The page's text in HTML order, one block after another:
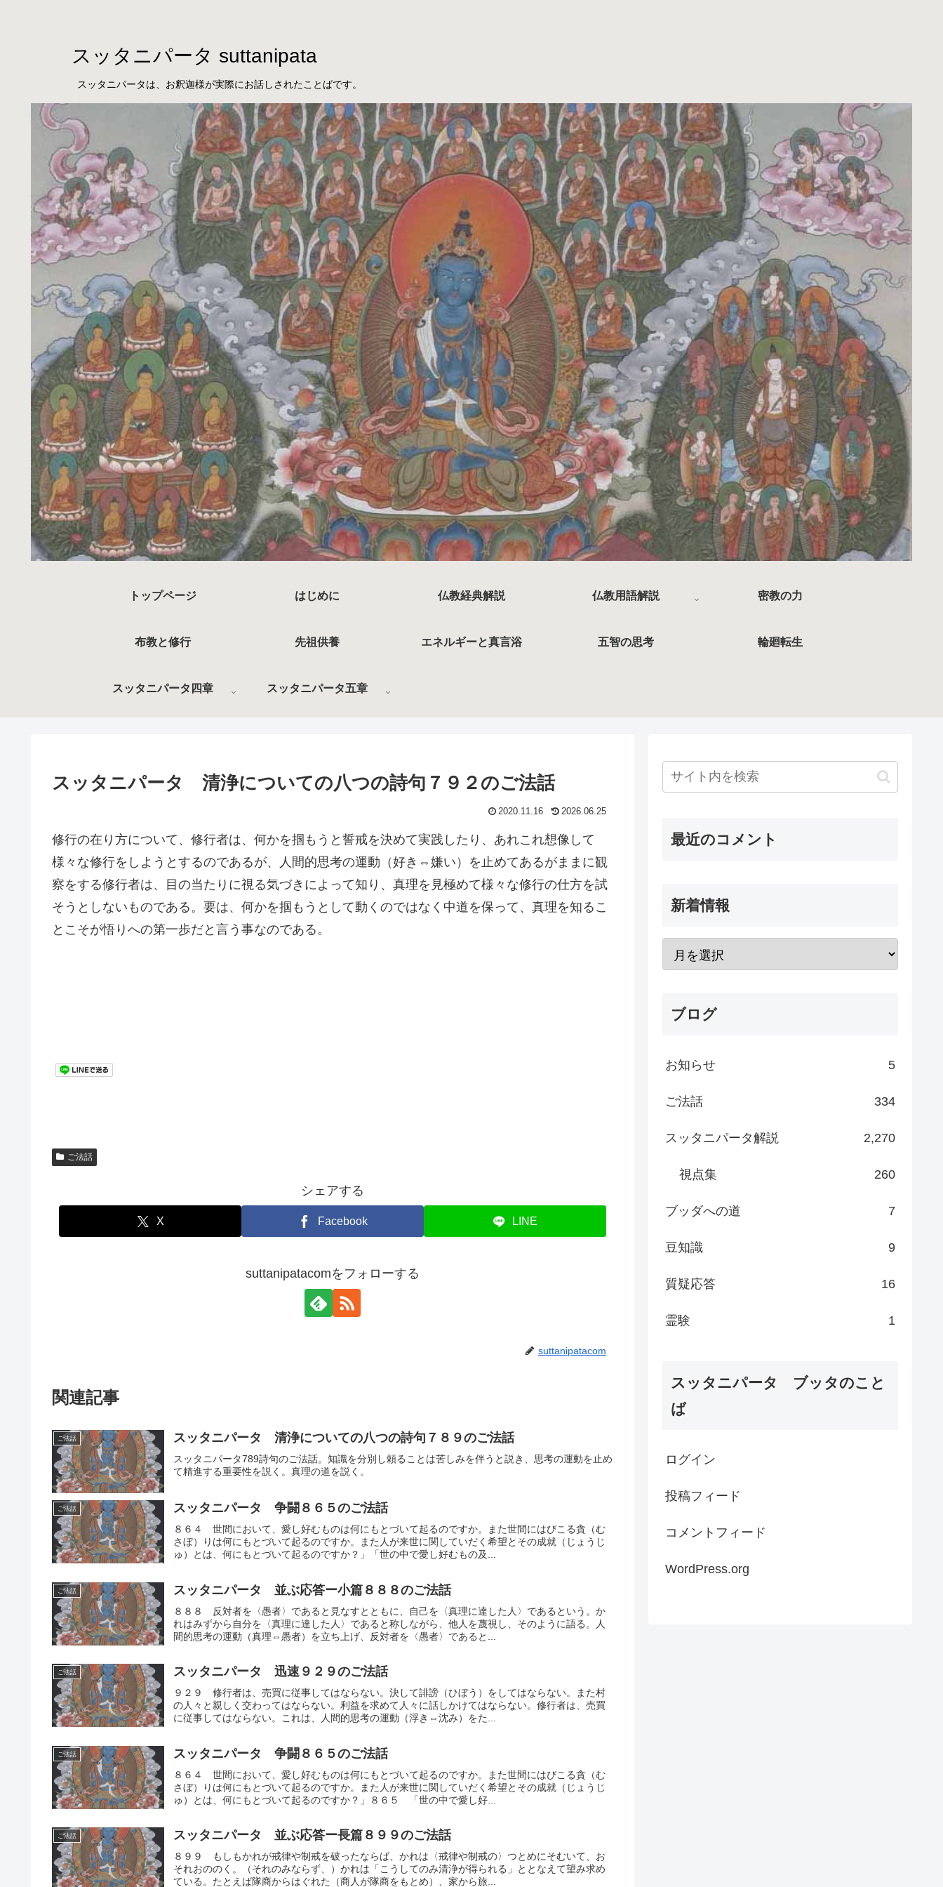
スッタニパータは、お釈迦様が実際にお話しされたことばです。
スッタニパータ suttanipata
トップページ はじめに 仏教経典解説 仏教用語解説 密教の力
布教と修行 先祖供養 エネルギーと真言浴 五智の思考 輪廻転生
スッタニパータ四章 スッタニパータ五章
スッタニパータ 清浄についての八つの詩句７９２のご法話
2020.11.16 2026.06.25
修行の在り方について、修行者は、何かを掴もうと誓戒を決めて実践したり、あれこれ想像して
様々な修行をしようとするのであるが、人間的思考の運動（好き⇔嫌い）を止めてあるがままに観
察をする修行者は、目の当たりに視る気づきによって知り、真理を見極めて様々な修行の仕方を試
そうとしないものである。要は、何かを掴もうとして動くのではなく中道を保って、真理を知るこ
とこそが悟りへの第一歩だと言う事なのである。
ご法話
シェアする
X Facebook LINE
suttanipatacomをフォローする
suttanipatacom
関連記事
ご法話 スッタニパータ 清浄についての八つの詩句７８９のご法話
スッタニパータ789詩句のご法話。知識を分別し頼ることは苦しみを伴うと説き、思考の運動を止め
て精進する重要性を説く。真理の道を説く。
ご法話 スッタニパータ 争闘８６５のご法話
８６４ 世間において、愛し好むものは何にもとづいて起るのですか。また世間にはびこる貪（む
さぼ）りは何にもとづいて起るのですか。また人が来世に関していだく希望とその成就（じょうじ
ゅ）とは、何にもとづいて起るのですか？」「世の中で愛し好むもの及...
ご法話 スッタニパータ 並ぶ応答ー小篇８８８のご法話
８８８ 反対者を〈愚者〉であると見なすとともに、自己を〈真理に達した人〉であるという。か
れはみずから自分を〈真理に達した人〉であると称しながら、他人を蔑視し、そのように語る。人
間的思考の運動（真理⇔愚者）を立ち上げ、反対者を〈愚者〉であると...
ご法話 スッタニパータ 迅速９２９のご法話
９２９ 修行者は、売買に従事してはならない。決して誹謗（ひぼう）をしてはならない。また村
の人々と親しく交わってはならない。利益を求めて人々に話しかけてはならない。修行者は、売買
に従事してはならない。これは、人間的思考の運動（浮き⇔沈み）をた...
ご法話 スッタニパータ 争闘８６５のご法話
８６４ 世間において、愛し好むものは何にもとづいて起るのですか。また世間にはびこる貪（む
さぼ）りは何にもとづいて起るのですか。また人が来世に関していだく希望とその成就（じょうじ
ゅ）とは、何にもとづいて起るのですか？」８６５ 「世の中で愛し好...
ご法話 スッタニパータ 並ぶ応答ー長篇８９９のご法話
８９９ もしもかれが戒律や制戒を破ったならば、かれは〈戒律や制戒の〉つとめにそむいて、お
それおののく。（それのみならず、）かれは「こうしてのみ清浄が得られる」ととなえて望み求め
ている。たとえば隊商からはぐれた（商人が隊商をもとめ）、家から旅...
最近のコメント
新着情報
ブログ
お知らせ 5
ご法話 334
スッタニパータ解説 2,270
視点集 260
ブッダへの道 7
豆知識 9
質疑応答 16
霊験 1
スッタニパータ ブッタのこと
ば
ログイン
投稿フィード
コメントフィード
WordPress.org